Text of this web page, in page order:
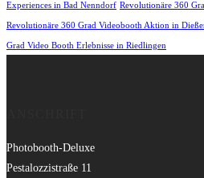
Experiences in Bad Nenndorf Revolutionäre 360
Revolutionäre 360 Grad Videobooth Aktion in
Grad Video Booth Erlebnisse in Riedlingen
Photobooth-Deluxe
Pestalozzistraße 11